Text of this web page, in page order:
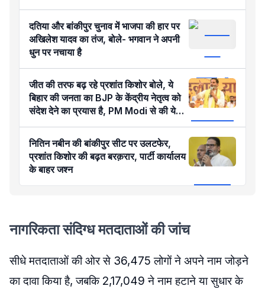
दतिया और बांकीपुर चुनाव में भाजपा की हार पर
अखिलेश यादव का तंज, बोले- भगवान ने अपनी
धुन पर नचाया है
जीत की तरफ बढ़ रहे प्रशांत किशोर बोले, ये
बिहार की जनता का BJP के केंद्रीय नेतृत्व को
संदेश देने का प्रयास है, PM Modi से की ये
मांग
नितिन नबीन की बांकीपुर सीट पर उलटफेर,
प्रशांत किशोर की बढ़त बरक़रार, पार्टी कार्यालय
के बाहर जश्न
नागरिकता संदिग्ध मतदाताओं की जांच
सीधे मतदाताओं की ओर से 36,475 लोगों ने अपने नाम जोड़ने
का दावा किया है, जबकि 2,17,049 ने नाम हटाने या सुधार के